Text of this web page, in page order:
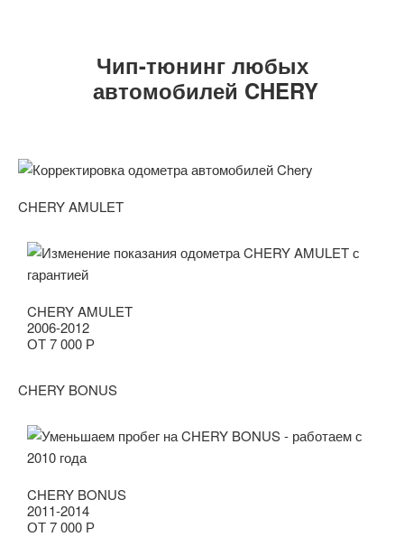
Чип-тюнинг любых
автомобилей CHERY
CHERY AMULET
CHERY AMULET
2006-2012
ОТ 7 000 Р
CHERY BONUS
CHERY BONUS
2011-2014
ОТ 7 000 Р